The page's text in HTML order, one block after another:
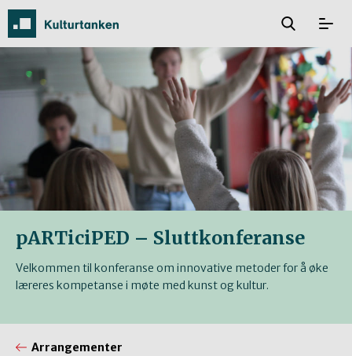
pARTiciPED – Sluttkonferanse
Velkommen til konferanse om innovative metoder for å øke
læreres kompetanse i møte med kunst og kultur.
Arrangementer